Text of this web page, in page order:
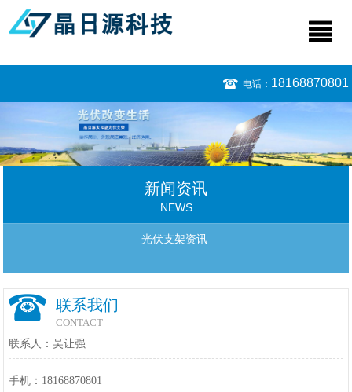
电话： 18168870801
新闻资讯
NEWS
光伏支架资讯
联系我们
CONTACT
联系人：吴让强
手机：18168870801